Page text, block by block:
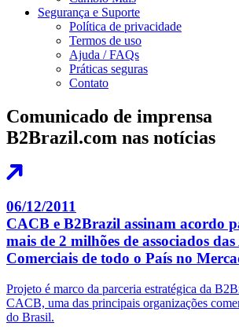
Segurança e Suporte
Política de privacidade
Termos de uso
Ajuda / FAQs
Práticas seguras
Contato
Comunicado de imprensa
B2Brazil.com nas notícias
06/12/2011
CACB e B2Brazil assinam acordo
mais de 2 milhões de associados das
Comerciais de todo o País no
Projeto é marco da parceria estratégica da
CACB, uma das principais organizações
do Brasil.